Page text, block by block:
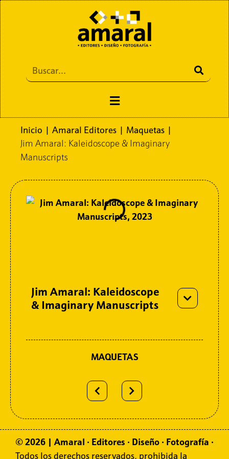
Inicio | Amaral Editores | Maquetas |
Jim Amaral: Kaleidoscope & Imaginary
Manuscripts
Jim Amaral: Kaleidoscope
& Imaginary Manuscripts
MAQUETAS
© 2026 | Amaral · Editores · Diseño · Fotografía ·
Todos los derechos reservados, prohibida la